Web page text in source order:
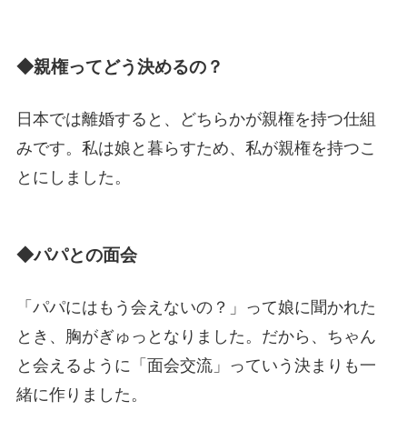
◆親権ってどう決めるの？
日本では離婚すると、どちらかが親権を持つ仕組
みです。私は娘と暮らすため、私が親権を持つこ
とにしました。
◆パパとの面会
「パパにはもう会えないの？」って娘に聞かれた
とき、胸がぎゅっとなりました。だから、ちゃん
と会えるように「面会交流」っていう決まりも一
緒に作りました。